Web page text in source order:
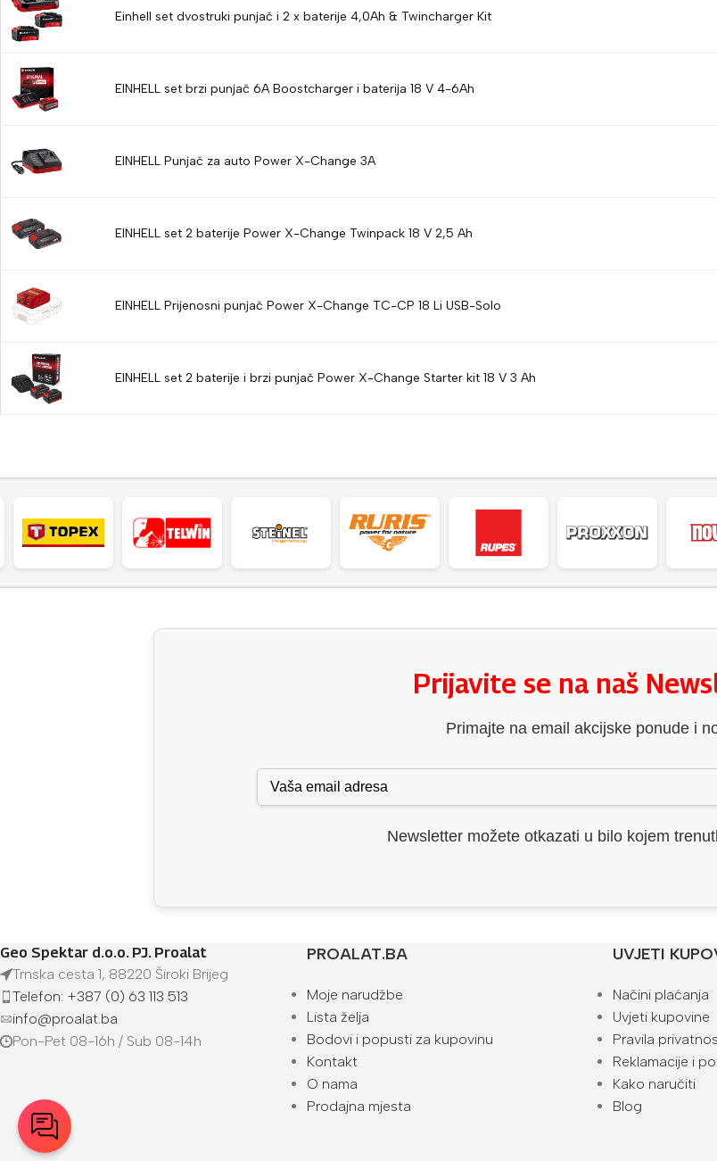
Einhell set dvostruki punjač i 2 x baterije 4,0Ah & Twincharger Kit
EINHELL set brzi punjač 6A Boostcharger i baterija 18 V 4-6Ah
EINHELL Punjač za auto Power X-Change 3A
EINHELL set 2 baterije Power X-Change Twinpack 18 V 2,5 Ah
EINHELL Prijenosni punjač Power X-Change TC-CP 18 Li USB-Solo
EINHELL set 2 baterije i brzi punjač Power X-Change Starter kit 18 V 3 Ah
Prijavite se na naš
Primajte na email akcijske ponude i
Newsletter možete otkazati u bilo kojem
Geo Spektar d.o.o. PJ. Proalat
Trnska cesta 1, 88220 Široki Brijeg
Telefon: +387 (0) 63 113 513
info@proalat.ba
Pon-Pet 08-16h / Sub 08-14h
PROALAT.BA
Moje narudžbe
Lista želja
Bodovi i popusti za kupovinu
Kontakt
O nama
Prodajna mjesta
UVJETI
Načini plaćanja
Uvjeti kupovine
Pravila
Reklamacije i
Kako naručiti
Blog